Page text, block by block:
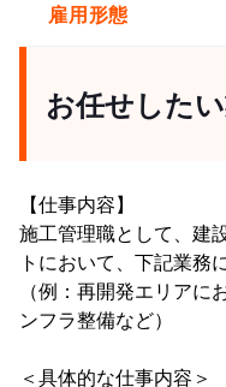
雇用形態
お任せした
【仕事内容】
施工管理職として、建
トにおいて、下記業務
（例：再開発エリア
ンフラ整備など）
＜具体的な仕事内容＞